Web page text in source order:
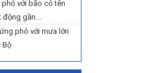
với bão có tên
gần...
phó với mưa lớn
Bộ